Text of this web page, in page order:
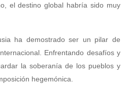
el destino global habría sido muy
ha demostrado ser un pilar de
Enfrentando desafíos y
la soberanía de los pueblos y
hegemónica.